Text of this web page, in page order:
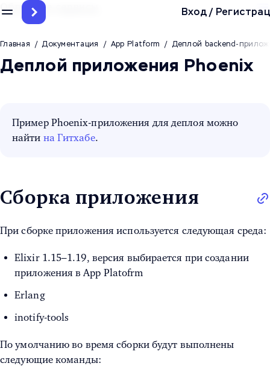
Вход/
Облачные сервисы
Главная / Документация / App Platform / Деплой backend-
Деплой приложения Phoenix
Пример Phoenix-приложения для деплоя можно
найти на Гитхабе.
Сборка приложения
При сборке приложения используется следующая среда:
Elixir 1.15–1.19, версия выбирается при создании
приложения в App Platofrm
Erlang
inotify-tools
По умолчанию во время сборки будут выполнены
следующие команды: